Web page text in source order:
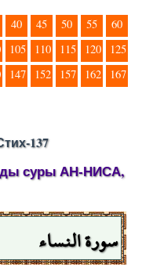
40 45 50 55
60
105 110 115 120
125
147 152 157 162
167
137
суры АН-НИСА,
سورة النساء